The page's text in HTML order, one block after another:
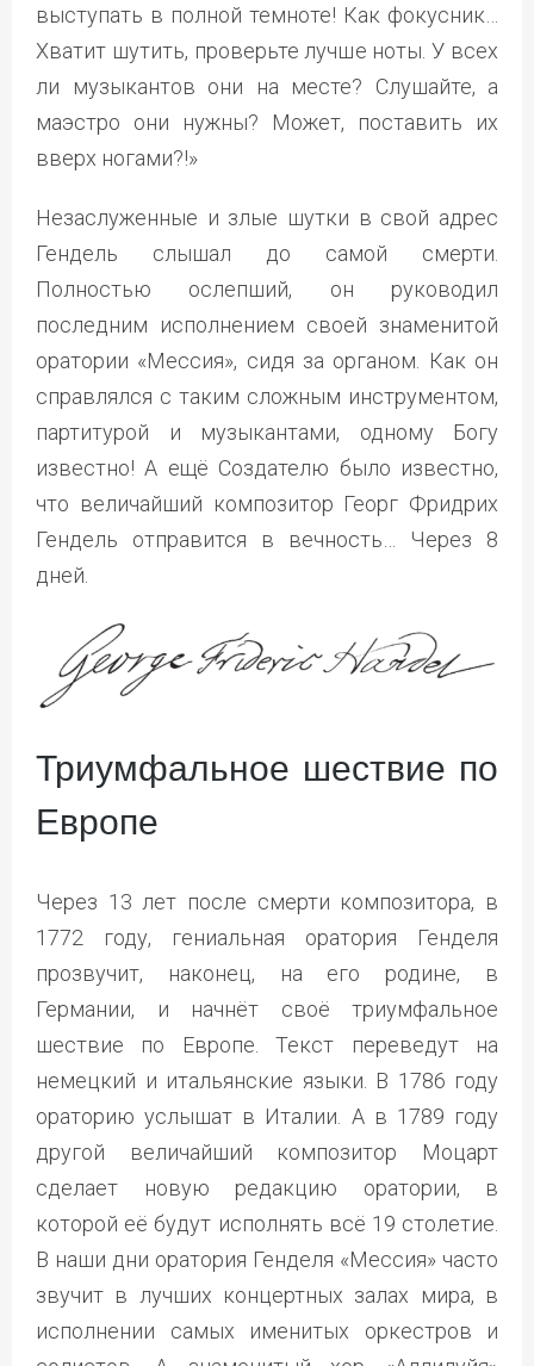
выступать в полной темноте! Как фокусник…
Хватит шутить, проверьте лучше ноты. У всех
ли музыкантов они на месте? Слушайте, а
маэстро они нужны? Может, поставить их
вверх ногами?!»
Незаслуженные и злые шутки в свой адрес
Гендель слышал до самой смерти.
Полностью ослепший, он руководил
последним исполнением своей знаменитой
оратории «Мессия», сидя за органом. Как он
справлялся с таким сложным инструментом,
партитурой и музыкантами, одному Богу
известно! А ещё Создателю было известно,
что величайший композитор Георг Фридрих
Гендель отправится в вечность… Через 8
дней.
Триумфальное шествие по
Европе
Через 13 лет после смерти композитора, в
1772 году, гениальная оратория Генделя
прозвучит, наконец, на его родине, в
Германии, и начнёт своё триумфальное
шествие по Европе. Текст переведут на
немецкий и итальянские языки. В 1786 году
ораторию услышат в Италии. А в 1789 году
другой величайший композитор Моцарт
сделает новую редакцию оратории, в
которой её будут исполнять всё 19 столетие.
В наши дни оратория Генделя «Мессия» часто
звучит в лучших концертных залах мира, в
исполнении самых именитых оркестров и